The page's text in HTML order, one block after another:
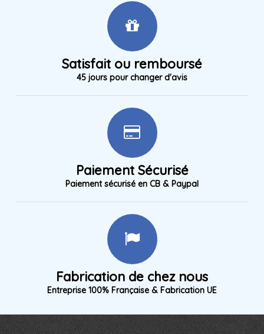
Satisfait ou remboursé
45 jours pour changer d'avis
Paiement Sécurisé
Paiement sécurisé en CB & Paypal
Fabrication de chez nous
Entreprise 100% Française & Fabrication UE